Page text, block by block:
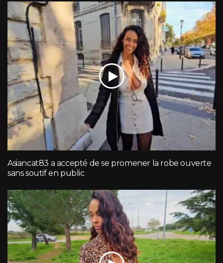
Asiancat83 a accepté de se promener la robe ouverte
sans soutif en public